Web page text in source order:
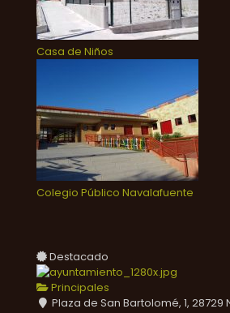
Casa de Niños
Colegio Público Navalafuente
Destacado
Principales
Plaza de San Bartolomé, 1, 28729